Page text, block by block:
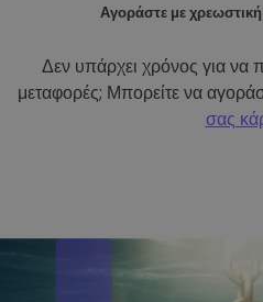
Αγοράστε με
Δεν υπάρχει χρόνος για να
μεταφορές; Μπορείτε να
σας